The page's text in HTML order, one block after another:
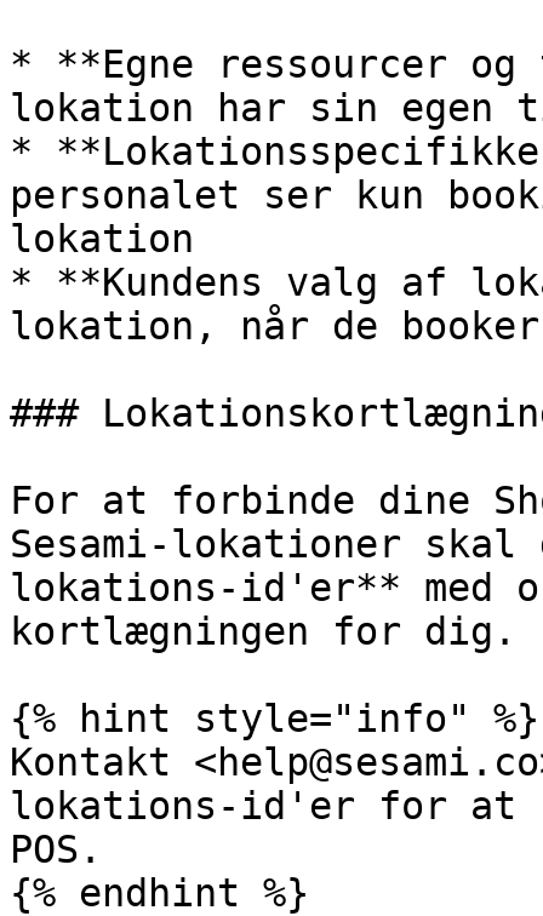
* **Egne ressourcer
lokation har sin egen
* **Lokationsspecifikke
personalet ser kun
lokation
* **Kundens valg af
lokation, når de booker
###
For at forbinde dine
Sesami-lokationer
lokations-id'er** med
kortlægningen for dig.
{% hint style="info" %}
Kontakt
lokations-id'er for at
POS.
{% endhint %}